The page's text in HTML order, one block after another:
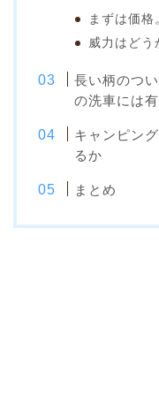
まずは価格
威力はどう
長い柄のつ
の洗車には
キャンピン
るか
まとめ